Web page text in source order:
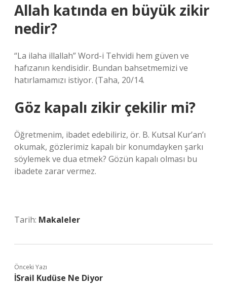
Allah katında en büyük zikir
nedir?
“La ilaha illallah” Word-i Tehvidi hem güven ve
hafızanın kendisidir. Bundan bahsetmemizi ve
hatırlamamızı istiyor. (Taha, 20/14.
Göz kapalı zikir çekilir mi?
Öğretmenim, ibadet edebiliriz, ör. B. Kutsal Kur’an’ı
okumak, gözlerimiz kapalı bir konumdayken şarkı
söylemek ve dua etmek? Gözün kapalı olması bu
ibadete zarar vermez.
Tarih: Makaleler
Önceki Yazı
İSrail Kudüse Ne Diyor